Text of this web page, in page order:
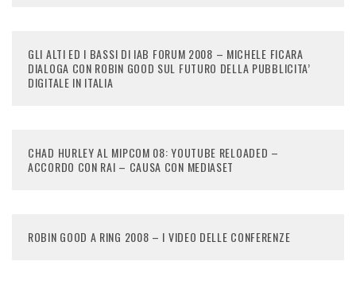
GLI ALTI ED I BASSI DI IAB FORUM 2008 – MICHELE FICARA
DIALOGA CON ROBIN GOOD SUL FUTURO DELLA PUBBLICITA’
DIGITALE IN ITALIA
CHAD HURLEY AL MIPCOM 08: YOUTUBE RELOADED –
ACCORDO CON RAI – CAUSA CON MEDIASET
ROBIN GOOD A RING 2008 – I VIDEO DELLE CONFERENZE